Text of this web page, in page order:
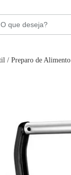
/ Preparo de Alimento